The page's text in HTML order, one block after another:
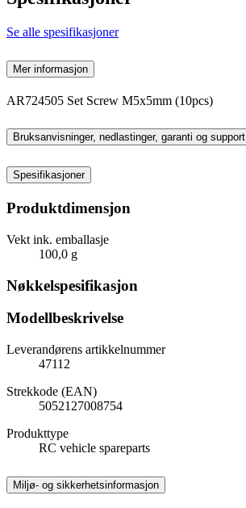
Se alle spesifikasjoner
Mer informasjon
AR724505 Set Screw M5x5mm (10pcs)
Bruksanvisninger, nedlastinger, garanti og support
Spesifikasjoner
Produktdimensjon
Vekt ink. emballasje
100,0 g
Nøkkelspesifikasjon
Modellbeskrivelse
Leverandørens artikkelnummer
47112
Strekkode (EAN)
5052127008754
Produkttype
RC vehicle spareparts
Miljø- og sikkerhetsinformasjon